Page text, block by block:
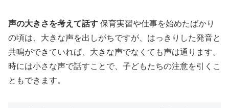
声の大きさを考えて話す 保育実習や仕事を始めたばかり
の頃は、大きな声を出しがちですが、はっきりした発音と
共鳴ができていれば、大きな声でなくても声は通ります。
時には小さな声で話すことで、子どもたちの注意を引くこ
ともできます。